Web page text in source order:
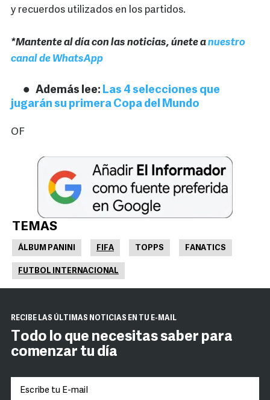
y recuerdos utilizados en los partidos.
*Mantente al día con las noticias, únete anuestro
canal de WhatsApp
Además lee: Las 4 selecciones que
jugarán su primera Copa del Mundo
OF
TEMAS
ÁLBUM PANINI FIFA TOPPS FANATICS
FUTBOL INTERNACIONAL
RECIBE LAS ÚLTIMAS NOTICIAS EN TU E-MAIL
Todo lo que necesitas saber para
comenzar tu día